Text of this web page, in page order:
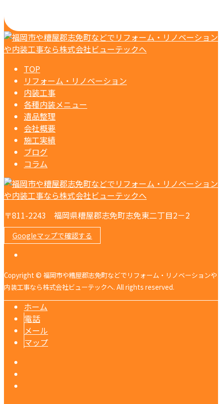
TOP
リフォーム・リノベーション
内装工事
各種内装メニュー
遺品整理
会社概要
施工実績
ブログ
コラム
〒811-2243 福岡県糟屋郡志免町志免東二丁目2－2
Googleマップで確認する
Copyright © 福岡市や糟屋郡志免町などでリフォーム・リノベーションや
内装工事なら株式会社ビューテックへ. All rights reserved.
ホーム
電話
メール
マップ